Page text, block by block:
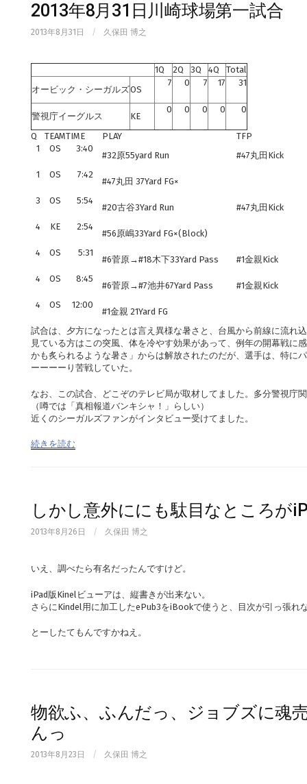
2013年8月31日川崎球場第一試合
2013年8月31日 / 久保田 博之
1Q 2Q 3Q 4Q
Total
オービック・シーガルズOS
7 0 7 17 31
警視庁イーグルス KE
0 0 0 0 0
Q TEAMTIME PLAY
TFP
1
OS 3:40
#32原55yard Run
#47丸田Kick
1
OS 7:42
#47丸田 37Yard FG×
3
OS 5:54
#20古谷3Yard Run
#47丸田Kick
4
KE 2:54
#56原嶋33Yard FG×(Block)
4
OS 5:31
#6菅原→#18木下33Yard Pass
#1金親Kick
4
OS 8:45
#6菅原→#7池井67Yard Pass
#1金親Kick
4
OS 12:00
#1金親 21Yard FG
試合は、夕方になったとは言え異様な暑さと、台風から前線に流れ
見ている方はこの突風、体を冷やす効果があって、例年の開幕戦に
かも炙られるような暑さ」からは解放されたのだが、選手は、特に
ーーーーり苦戦していた。
なお、この試合、どこぞのテレビ局が取材してました。多分警視庁
（噂では「真相報道バンキシャ！」らしい）
近くのシーガルズファンがインタビュー受けてました。
続きを読む
しかし意外ににも駄目なところが
2013年8月26日 / 久保田 博之
いえ、調べたら有名だったんですけど。
iPad版Kinelビューアは、縦書きが出来ない。
さらにKindel用に加工したePub3をiBookで使うと、目次が引っ張れ
とーしたてもんですかねえ。
物欲ふ、ふんだっ、ジョブズに魂
んっ
2013年8月23日 / 久保田 博之